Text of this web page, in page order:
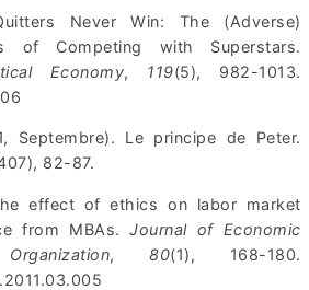
Never Win: The (Adverse)
of Competing with Superstars.
Economy, 119(5), 982-1013.
Septembre). Le principe de Peter.
82-87.
effect of ethics on labor market
from MBAs.Journal of Economic
,80(1), 168-180.